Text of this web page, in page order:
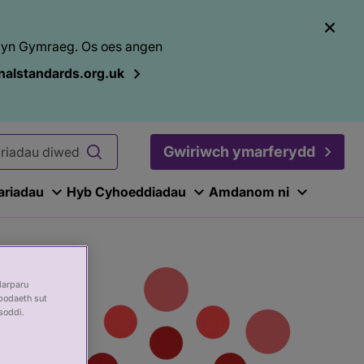
Gymraeg. Os oes angen
Gwiriwch ymarferydd
Hyb Cyhoeddiadau Amdanom ni
sut